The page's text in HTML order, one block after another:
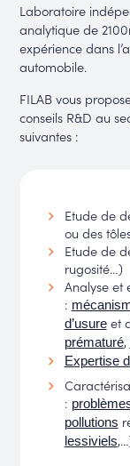
Laboratoire
analytique de
expérience dans
automobile.
FILAB vous
conseils R&D au
suivantes :
Etude de
ou des
Etude de
rugosité…)
Analyse et
:
d’usureet
prématuré,
Expertise
:
pollutions
lessiviels